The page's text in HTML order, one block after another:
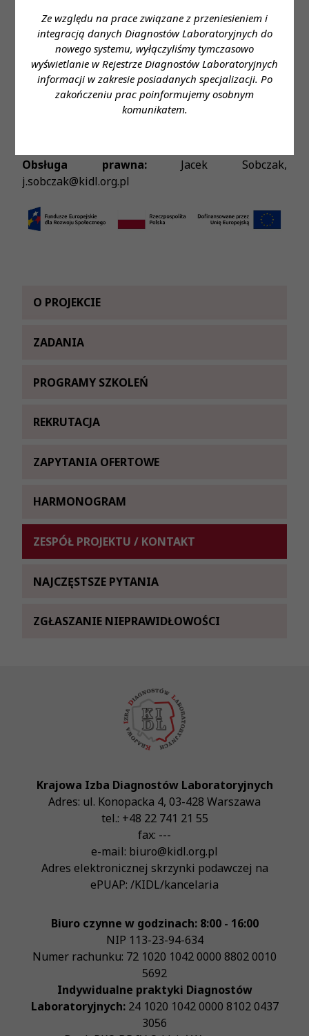
Ze względu na prace związane z przeniesieniem i
integracją danych Diagnostów Laboratoryjnych do
nowego systemu, wyłączyliśmy tymczasowo
wyświetlanie w Rejestrze Diagnostów Laboratoryjnych
informacji w zakresie posiadanych specjalizacji. Po
zakończeniu prac poinformujemy osobnym
komunikatem.
O PROJEKCIE
ZADANIA
PROGRAMY SZKOLEŃ
REKRUTACJA
ZAPYTANIA OFERTOWE
HARMONOGRAM
ZESPÓŁ PROJEKTU / KONTAKT
NAJCZĘSTSZE PYTANIA
ZGŁASZANIE NIEPRAWIDŁOWOŚCI
Ekspert ds. ewaluacji merytorycznej
uczestników projektu:Mateusz Chmielarz
Ekspert ds. ewaluacji merytorycznej
uczestników projektu:Aleksandra Lipowska
Obsługa prawna:Jacek Sobczak,
j.sobczak@kidl.org.pl
Krajowa Izba Diagnostów Laboratoryjnych
Adres: ul. Konopacka 4, 03-428 Warszawa
tel.: +48 22 741 21 55
fax: ---
e-mail: biuro@kidl.org.pl
Adres elektronicznej skrzynki podawczej na
ePUAP: /KIDL/kancelaria
Biuro czynne w godzinach: 8:00 - 16:00
NIP 113-23-94-634
Numer rachunku: 72 1020 1042 0000 8802 0010
5692
Indywidualne praktyki Diagnostów
Laboratoryjnych:24 1020 1042 0000 8102 0437
3056